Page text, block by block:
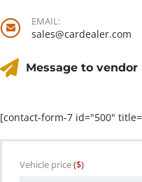
EMAIL:
sales@cardealer.com
Message to vendor
[contact-form-7 id="500"
Vehicle price($)